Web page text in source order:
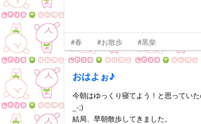
#春 #お散歩 #黒柴
おはよぉ♪
今朝はゆっくり寝てよう！と思ってい
_-;)
結局、早朝散歩してきました。